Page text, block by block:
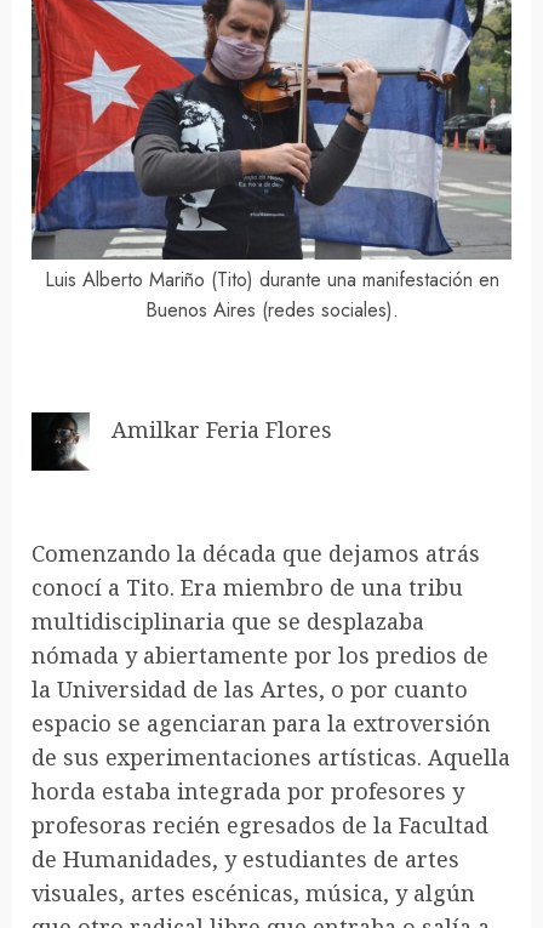
Luis Alberto Mariño (Tito) durante una manifestación en
Buenos Aires (redes sociales).
Amilkar Feria Flores
Comenzando la década que dejamos atrás
conocí a Tito. Era miembro de una tribu
multidisciplinaria que se desplazaba
nómada y abiertamente por los predios de
la Universidad de las Artes, o por cuanto
espacio se agenciaran para la extroversión
de sus experimentaciones artísticas. Aquella
horda estaba integrada por profesores y
profesoras recién egresados de la Facultad
de Humanidades, y estudiantes de artes
visuales, artes escénicas, música, y algún